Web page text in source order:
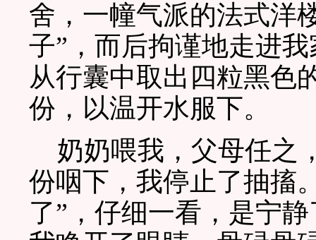
舍，一幢气派的法式洋
子”，而后拘谨地走进
从行囊中取出四粒黑色
份，以温开水服下。
奶奶喂我，父母任之
份咽下，我停止了抽搐
了”，仔细一看，是宁